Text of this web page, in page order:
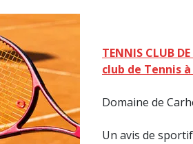
TENNIS CLUB
club de Tennis à
Domaine de
Un avis de sportif